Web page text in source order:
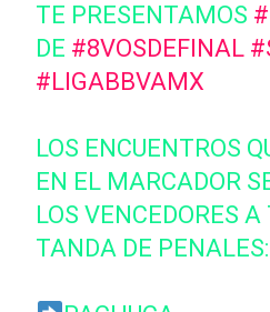
TE PRESENTAMOS
DE #8VOSDEFINAL
#LIGABBVAMX
LOS ENCUENTROS
EN EL MARCADOR
LOS VENCEDORES A
TANDA DE PENALES: